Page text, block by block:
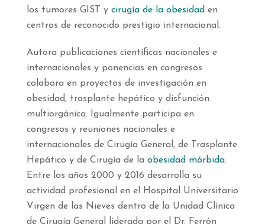
los tumores GIST y cirugía de la obesidad en
centros de reconocido prestigio internacional.
Autora publicaciones científicas nacionales e
internacionales y ponencias en congresos
colabora en proyectos de investigación en
obesidad, trasplante hepático y disfunción
multiorgánica. Igualmente participa en
congresos y reuniones nacionales e
internacionales de Cirugía General, de Trasplante
Hepático y de Cirugía de la obesidad mórbida.
Entre los años 2000 y 2016 desarrolla su
actividad profesional en el Hospital Universitario
Virgen de las Nieves dentro de la Unidad Clínica
de Cirugía General liderada por el Dr. Ferrón